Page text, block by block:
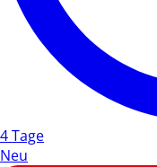
4 Tage
Neu